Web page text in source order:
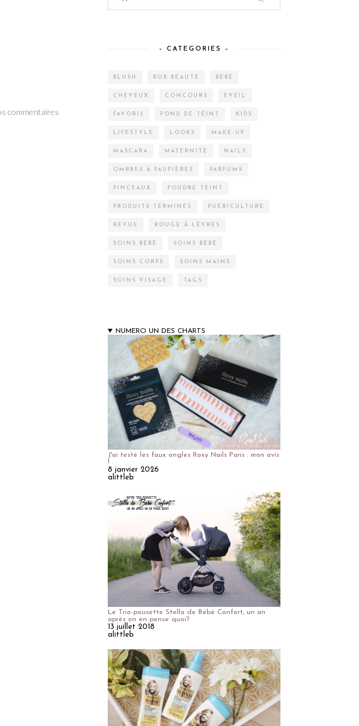
commentaires
– CATEGORIES –
BLUSH BOX BEAUTÉ BÉBÉ
CHEVEUX CONCOURS EVEIL
FAVORIS FOND DE TEINT KIDS
LIFESTYLE LOOKS MAKE-UP
MASCARA MATERNITÉ NAILS
OMBRES À PAUPIÈRES PARFUMS
PINCEAUX POUDRE TEINT
PRODUITS TERMINÉS PUÉRICULTURE
REVUE ROUGE À LÈVRES
SOINS BÉBÉ SOINS BÉBÉ
SOINS CORPS SOINS MAINS
SOINS VISAGE TAGS
NUMERO UN DES CHARTS
J'ai testé les faux ongles Roxy Nails Paris : mon avis
!
8 janvier 2026
alittleb
Le Trio-pousette Stella de Bébé Confort, un an
après on en pense quoi?
13 juillet 2018
alittleb